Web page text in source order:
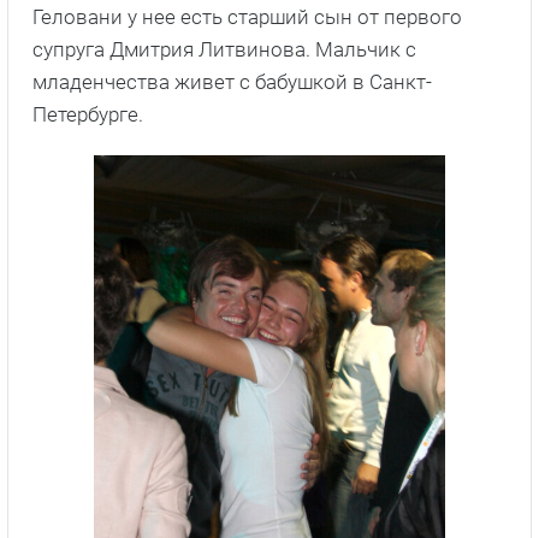
Геловани у нее есть старший сын от первого
супруга Дмитрия Литвинова. Мальчик с
младенчества живет с бабушкой в Санкт-
Петербурге.